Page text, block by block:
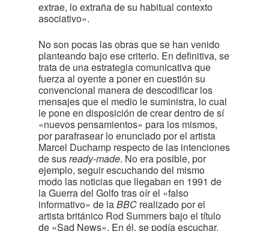
extrae, lo extraña de su habitual contexto
asociativo».
No son pocas las obras que se han venido
planteando bajo ese criterio. En definitiva, se
trata de una estrategia comunicativa que
fuerza al oyente a poner en cuestión su
convencional manera de descodificar los
mensajes que el medio le suministra, lo cual
le pone en disposición de crear dentro de sí
«nuevos pensamientos» para los mismos,
por parafrasear lo enunciado por el artista
Marcel Duchamp respecto de las intenciones
de susready-made. No era posible, por
ejemplo, seguir escuchando del mismo
modo las noticias que llegaban en 1991 de
la Guerra del Golfo tras oír el «falso
informativo» de laBBC realizado por el
artista británico Rod Summers bajo el título
de «Sad News». En él, se podía escuchar,